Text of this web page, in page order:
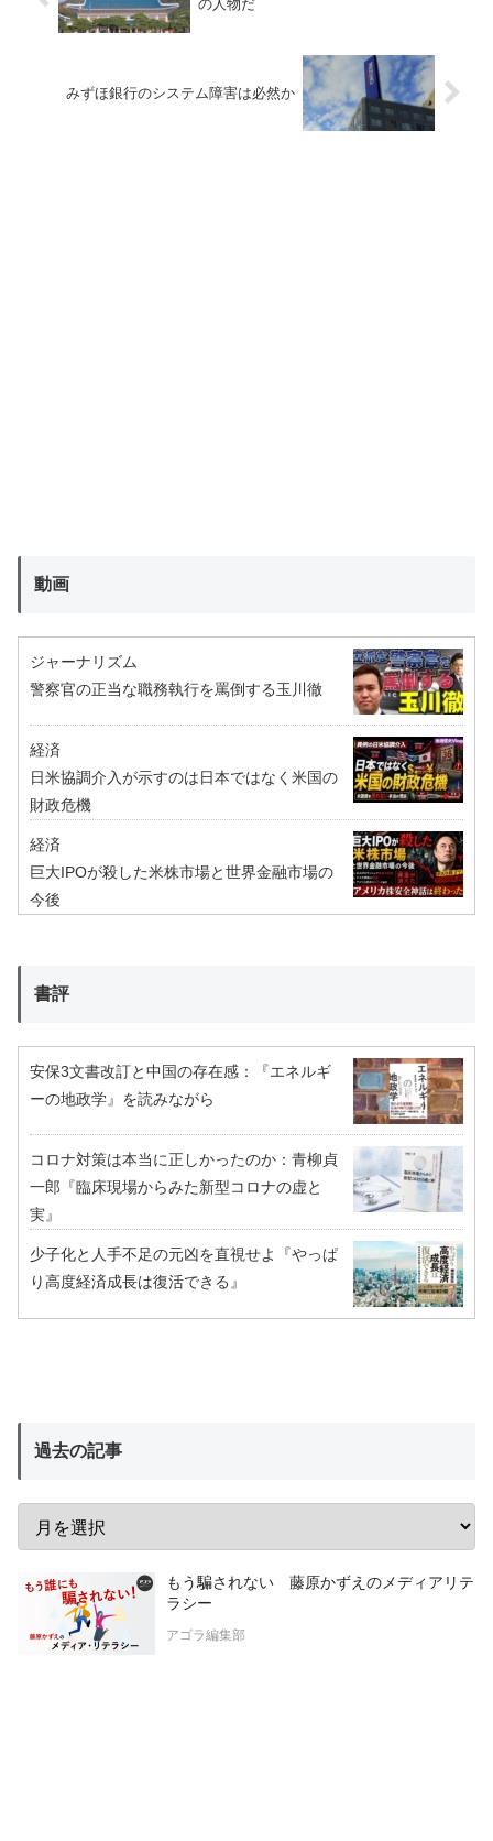
の人物だ
みずほ銀行のシステム障害は必然か
動画
ジャーナリズム
警察官の正当な職務執行を罵倒する玉川徹
経済
日米協調介入が示すのは日本ではなく米国の
財政危機
経済
巨大IPOが殺した米株市場と世界金融市場の
今後
書評
安保3文書改訂と中国の存在感：『エネルギ
ーの地政学』を読みながら
コロナ対策は本当に正しかったのか：青柳貞
一郎『臨床現場からみた新型コロナの虚と
実』
少子化と人手不足の元凶を直視せよ『やっぱ
り高度経済成長は復活できる』
過去の記事
もう騙されない 藤原かずえのメディアリテ
ラシー
アゴラ編集部